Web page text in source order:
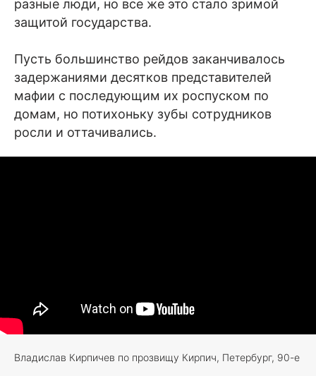
разные люди, но все же это стало зримой
защитой государства.
Пусть большинство рейдов заканчивалось
задержаниями десятков представителей
мафии с последующим их роспуском по
домам, но потихоньку зубы сотрудников
росли и оттачивались.
Владислав Кирпичев по прозвищу Кирпич, Петербург, 90-е